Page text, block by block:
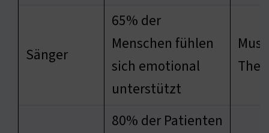
Sänger
65% der
Menschen fühlen
sich emotional
unterstützt
80% der Patienten